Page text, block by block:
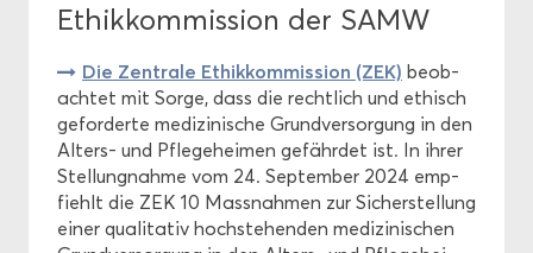
Ethik­kom­mis­si­on der SAMW
Die Zen­tra­le Ethik­kom­mis­si­on (ZEK) be­ob­
ach­tet mit Sorge, dass die recht­lich und ethisch
ge­for­der­te me­di­zi­ni­sche Grund­ver­sor­gung in den
Alters-​ und Pfle­ge­hei­men ge­fähr­det ist. In ihrer
Stel­lung­nah­me vom 24. Sep­tem­ber 2024 emp­
fiehlt die ZEK 10 Mass­nah­men zur Si­cher­stel­lung
einer qua­li­ta­tiv hoch­ste­hen­den me­di­zi­ni­schen